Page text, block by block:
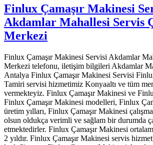
Finlux Çamaşır Makinesi
Akdamlar Mahallesi Servis
Merkezi
Finlux Çamaşır Makinesi Servisi Akdamlar
Merkezi telefonu, iletişim bilgileri Akdamlar
Antalya Finlux Çamaşır Makinesi Servisi
Tamiri servisi hizmetimiz Konyaaltı ve tüm
vermekteyiz. Finlux Çamaşır Makinesi ve
Finlux Çamaşır Makinesi modelleri, Finlux
üretim yılları, Finlux Çamaşır Makinesi
olsun oldukça verimli ve sağlam bir durumda
etmektedirler. Finlux Çamaşır Makinesi
2 yıldır. Finlux Çamaşır Makinesi servis